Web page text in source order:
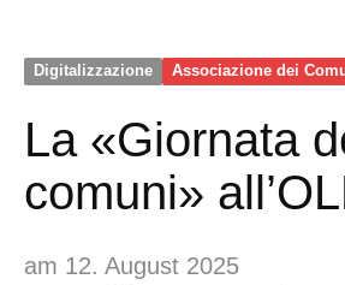
Digitalizzazione Associazione dei
La «Giornata
comuni»
am 12. August 2025